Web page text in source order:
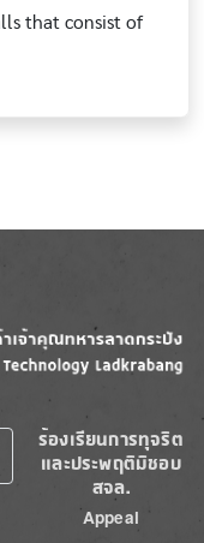
that consist of
ร้องเรียนการทุจริต
และประพฤติมิชอบ
สจล.
Appeal